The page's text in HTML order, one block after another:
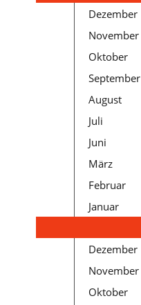
Dezember
November
Oktober
September
August
Juli
Juni
März
Februar
Januar
Dezember
November
Oktober